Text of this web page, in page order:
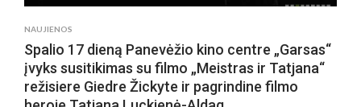
NAUJIENOS
Spalio 17 dieną Panevėžio kino centre „Garsas“
įvyks susitikimas su filmo „Meistras ir Tatjana“
režisiere Giedre Žickyte ir pagrindine filmo